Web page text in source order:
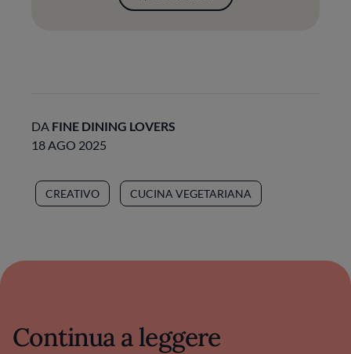
DA FINE DINING LOVERS
18 AGO 2025
CREATIVO CUCINA VEGETARIANA
Continua a leggere